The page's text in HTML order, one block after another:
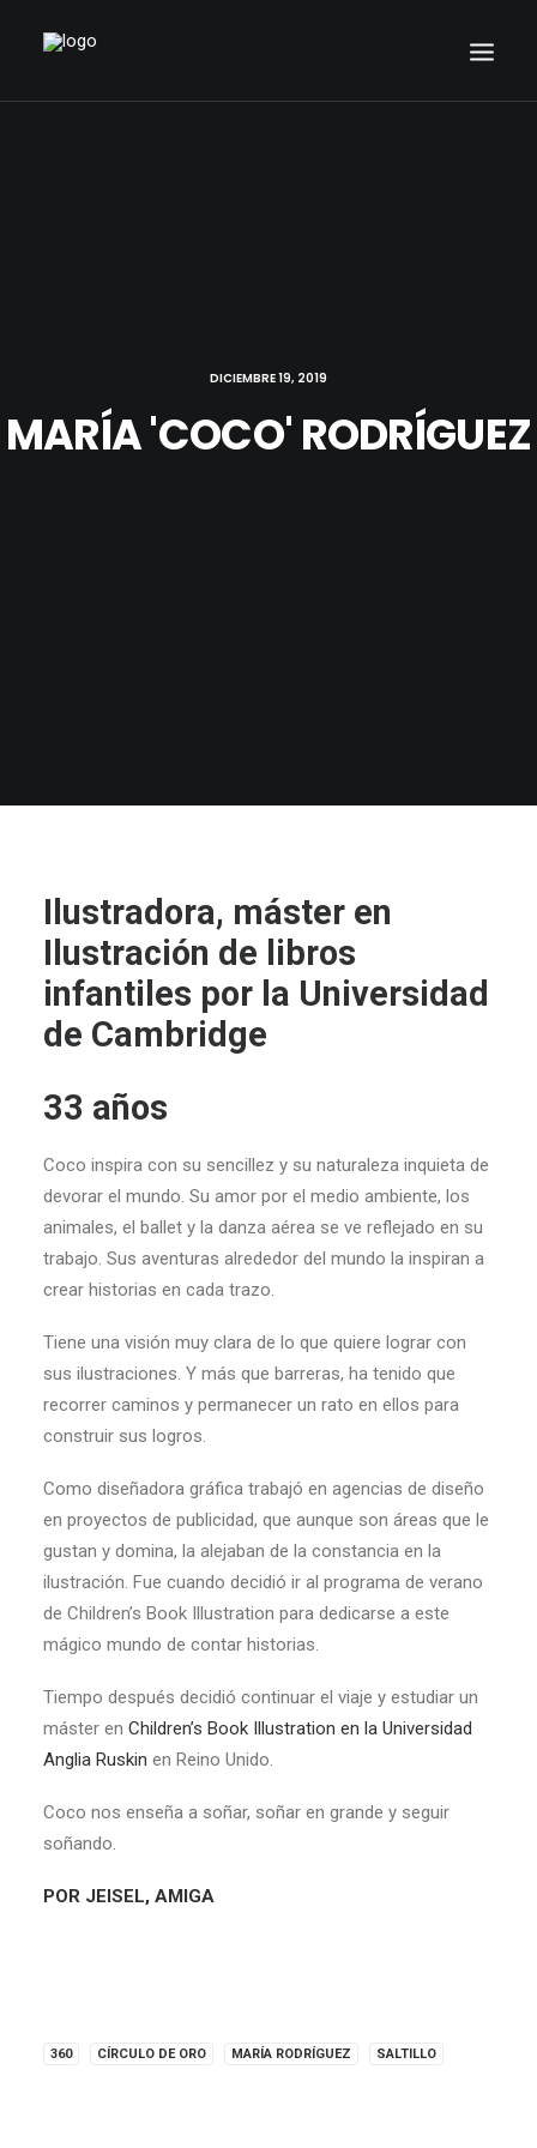
DICIEMBRE 19, 2019
MARÍA 'COCO' RODRÍGUEZ
Ilustradora, máster en
Ilustración de libros
infantiles por la Universidad
de Cambridge
33 años
Coco inspira con su sencillez y su naturaleza inquieta de
devorar el mundo. Su amor por el medio ambiente, los
animales, el ballet y la danza aérea se ve reflejado en su
trabajo. Sus aventuras alrededor del mundo la inspiran a
crear historias en cada trazo.
Tiene una visión muy clara de lo que quiere lograr con
sus ilustraciones. Y más que barreras, ha tenido que
recorrer caminos y permanecer un rato en ellos para
construir sus logros.
Como diseñadora gráfica trabajó en agencias de diseño
en proyectos de publicidad, que aunque son áreas que le
gustan y domina, la alejaban de la constancia en la
ilustración. Fue cuando decidió ir al programa de verano
de Children’s Book Illustration para dedicarse a este
mágico mundo de contar historias.
Tiempo después decidió continuar el viaje y estudiar un
máster en Children’s Book Illustration en la Universidad
Anglia Ruskin en Reino Unido.
Coco nos enseña a soñar, soñar en grande y seguir
soñando.
POR JEISEL, AMIGA
360 CÍRCULO DE ORO MARÍA RODRÍGUEZ SALTILLO